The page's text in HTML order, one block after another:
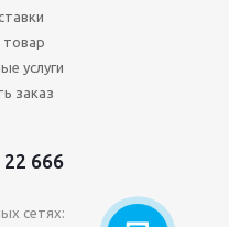
товар
услуги
заказ
22 666
сетях: